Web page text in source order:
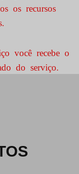
os recursos
você recebe o
do serviço.